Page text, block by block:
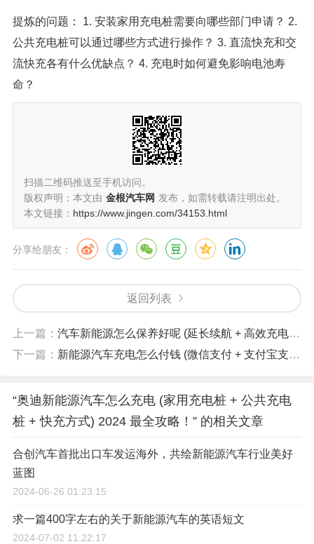
提炼的问题： 1. 安装家用充电桩需要向哪些部门申请？ 2.
公共充电桩可以通过哪些方式进行操作？ 3. 直流快充和交
流快充各有什么优缺点？ 4. 充电时如何避免影响电池寿
命？
扫描二维码推送至手机访问。
版权声明：本文由 金根汽车网 发布，如需转载请注明出处。
本文链接： https://www.jingen.com/34153.html
分享给朋友：
返回列表
上一篇： 汽车新能源怎么保养好呢 (延长续航 + 高效充电 + 日常维护) 2024 最全攻略！
下一篇： 新能源汽车充电怎么付钱 (微信支付 + 支付宝支付 + 银联支付) 2024 最全攻略！
“奥迪新能源汽车怎么充电 (家用充电桩 + 公共充电
桩 + 快充方式) 2024 最全攻略！” 的相关文章
合创汽车首批出口车发运海外，共绘新能源汽车行业美好
蓝图
2024-06-26 01:23:15
求一篇400字左右的关于新能源汽车的英语短文
2024-07-02 11:22:17